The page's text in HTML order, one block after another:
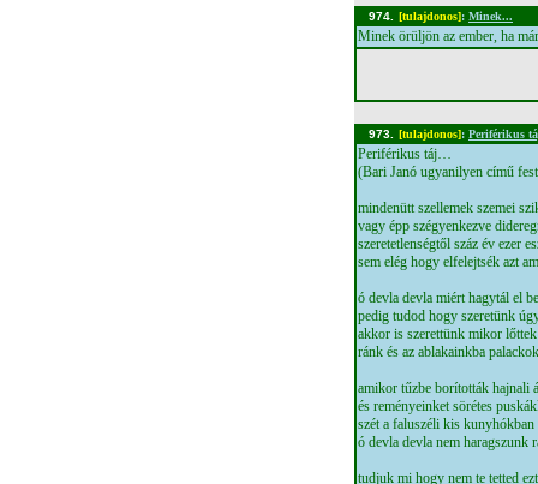
974. [tulajdonos]: Minek...
Minek örüljön az ember, ha
973. [tulajdonos]: Periférikus
Periférikus táj…
(Bari Janó ugyanilyen című
mindenütt szellemek szemei
vagy épp szégyenkezve
szeretetlenségtől száz év ezer
sem elég hogy elfelejtsék azt
ó devla devla miért hagytál el
pedig tudod hogy szeretünk
akkor is szerettünk mikor
ránk és az ablakainkba
amikor tűzbe borították hajnali
és reményeinket sörétes
szét a faluszéli kis kunyhókban
ó devla devla nem haragszunk
tudjuk mi hogy nem te tetted